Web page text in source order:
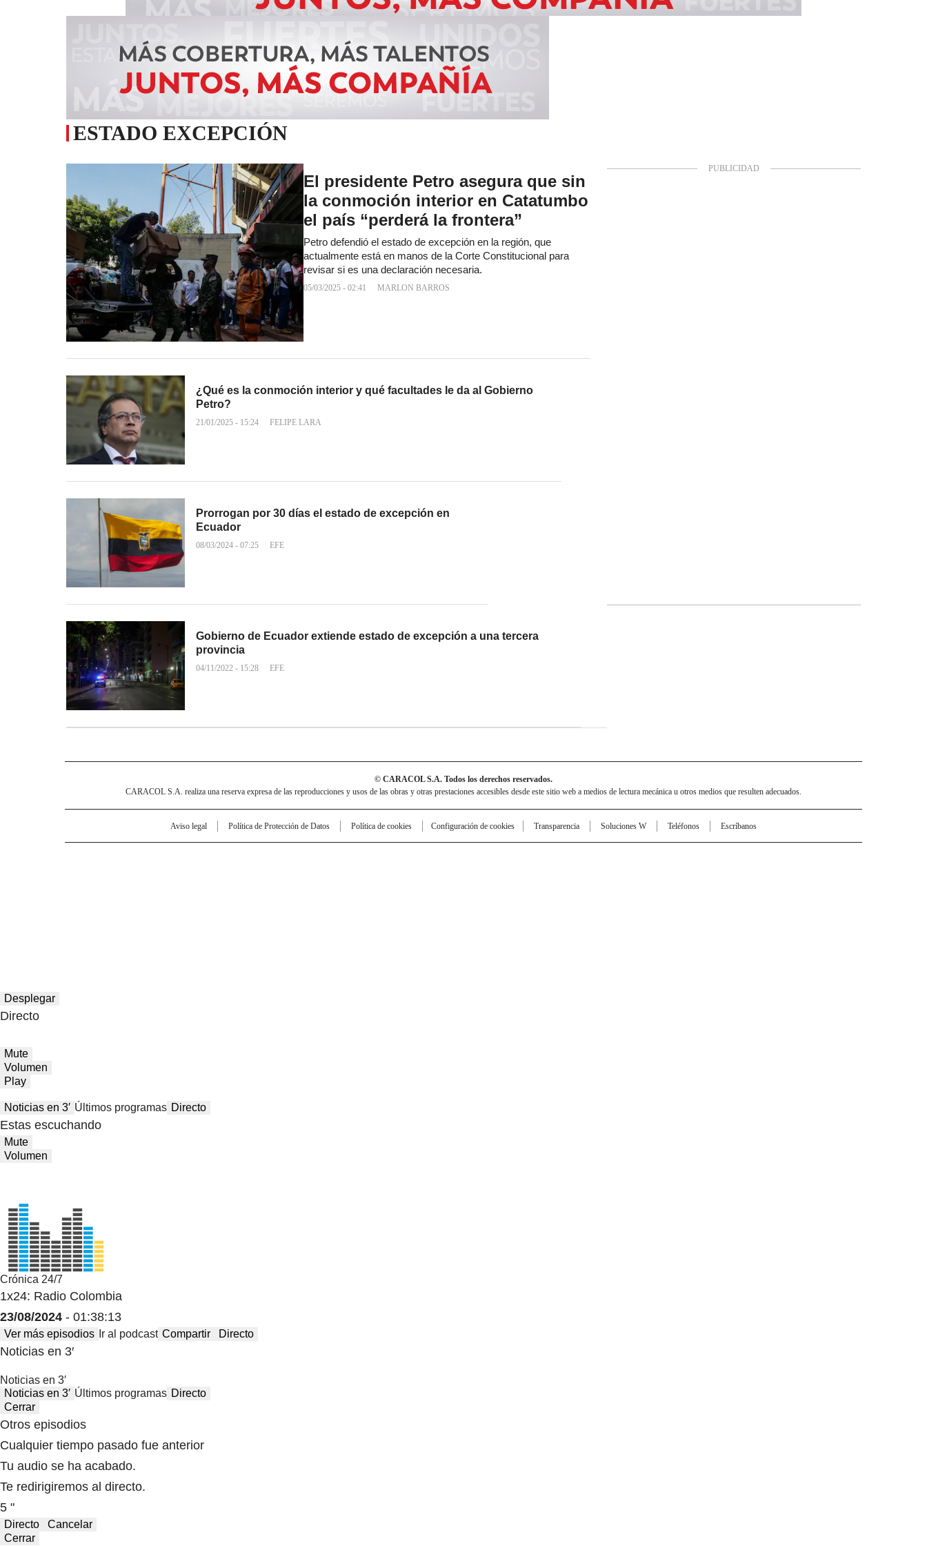
ESTADO EXCEPCIÓN
El presidente Petro asegura que sin
la conmoción interior en Catatumbo
el país “perderá la frontera”
Petro defendió el estado de excepción en la región, que
actualmente está en manos de la Corte Constitucional para
revisar si es una declaración necesaria.
05/03/2025 - 02:41 MARLON BARROS
¿Qué es la conmoción interior y qué facultades le da al Gobierno
Petro?
21/01/2025 - 15:24 FELIPE LARA
Prorrogan por 30 días el estado de excepción en
Ecuador
08/03/2024 - 07:25 EFE
Gobierno de Ecuador extiende estado de excepción a una tercera
provincia
04/11/2022 - 15:28 EFE
© CARACOL S.A. Todos los derechos reservados.
CARACOL S.A. realiza una reserva expresa de las reproducciones y usos de las obras y otras prestaciones accesibles desde este sitio web a medios de lectura mecánica u otros medios que resulten adecuados.
Aviso legal Política de Protección de Datos Política de cookies Configuración de cookies Transparencia Soluciones W Teléfonos Escríbanos
Desplegar
Directo
Mute
Volumen
Play
Noticias en 3′ Últimos programas Directo
Estas escuchando
Mute
Volumen
Crónica 24/7
1x24: Radio Colombia
23/08/2024 - 01:38:13
Ver más episodios Ir al podcast Compartir Directo
Noticias en 3′
Noticias en 3′
Noticias en 3′ Últimos programas Directo
Cerrar
Otros episodios
Cualquier tiempo pasado fue anterior
Tu audio se ha acabado.
Te redirigiremos al directo.
5 "
Directo
Cancelar
Cerrar